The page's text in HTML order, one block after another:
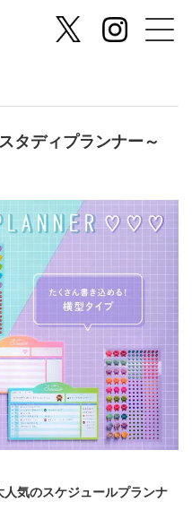
ディプランナー～
気のスケジュールプランナ